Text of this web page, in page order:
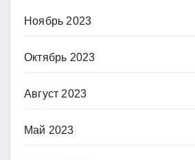
Ноябрь 2023
Октябрь 2023
Август 2023
Май 2023